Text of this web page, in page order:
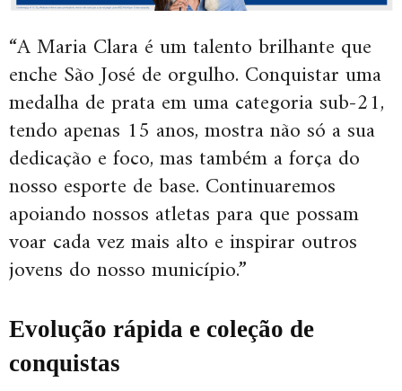
“A Maria Clara é um talento brilhante que
enche São José de orgulho. Conquistar uma
medalha de prata em uma categoria sub-21,
tendo apenas 15 anos, mostra não só a sua
dedicação e foco, mas também a força do
nosso esporte de base. Continuaremos
apoiando nossos atletas para que possam
voar cada vez mais alto e inspirar outros
jovens do nosso município.”
Evolução rápida e coleção de
conquistas